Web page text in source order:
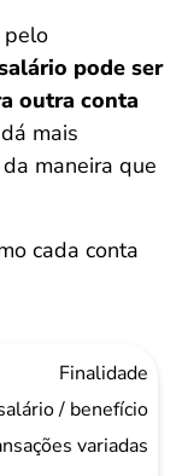
pelo
pode ser
outra conta
mais
maneira que
cada conta
Finalidade
/ benefício
variadas